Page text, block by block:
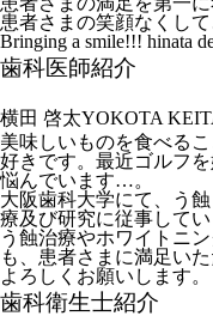
患者さまの笑顔なくし
Bringing a smile!!! hinata
歯科医師紹介
横田 啓太YOKOTA
美味しいものを食べる
好きです。最近ゴルフ
悩んでいます…。
大阪歯科大学にて、う
療及び研究に従事してい
う蝕治療やホワイトニ
も、患者さまに満足い
よろしくお願いします。
歯科衛生士紹介